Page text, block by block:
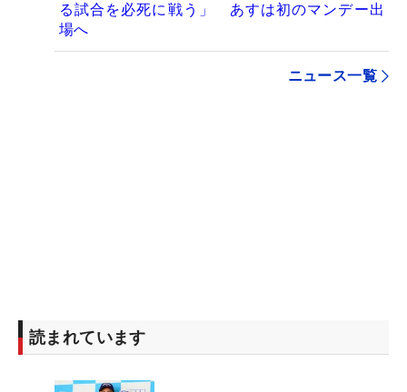
る試合を必死に戦う」 あすは初のマンデー出
場へ
ニュース一覧
読まれています